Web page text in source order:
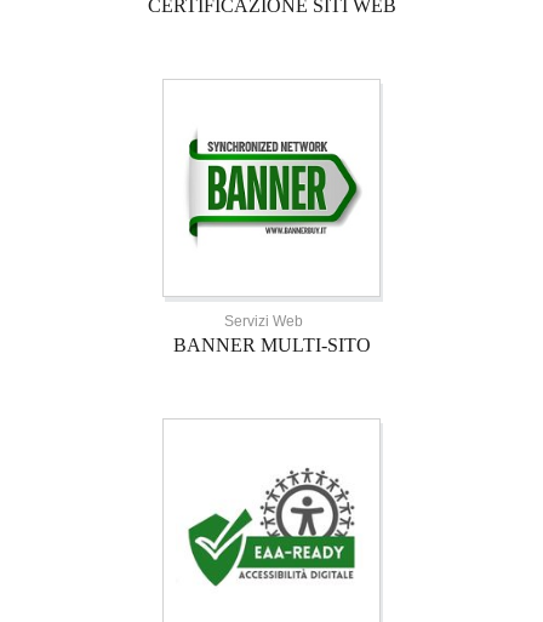
CERTIFICAZIONE SITI WEB
Servizi Web
BANNER MULTI-SITO